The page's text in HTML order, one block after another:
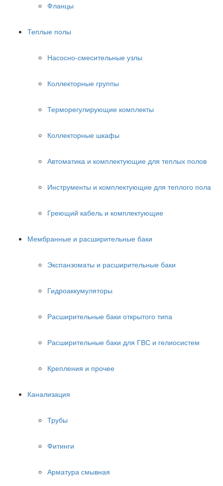
Фланцы
Теплые полы
Насосно-смесительные узлы
Коллекторные группы
Терморегулирующие комплекты
Коллекторные шкафы
Автоматика и комплектующие для теплых полов
Инструменты и комплектующие для теплого пола
Греющий кабель и комплектующие
Мембранные и расширительные баки
Экспанзоматы и расширительные баки
Гидроаккумуляторы
Расширительные баки открытого типа
Расширительные баки для ГВС и гелиосистем
Крепления и прочее
Канализация
Трубы
Фитинги
Арматура смывная